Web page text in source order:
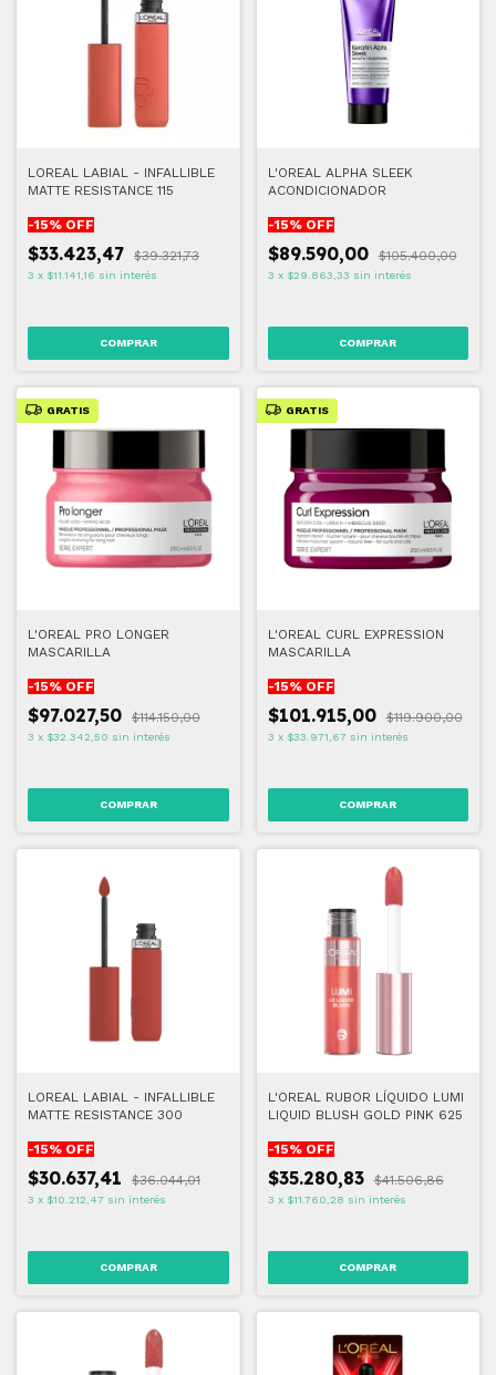
LOREAL LABIAL - INFALLIBLE
MATTE RESISTANCE 115
-15% OFF
$33.423,47 $39.321,73
3 x $11.141,16 sin interés
COMPRAR
L'OREAL ALPHA SLEEK
ACONDICIONADOR
-15% OFF
$89.590,00 $105.400,00
3 x $29.863,33 sin interés
GRATIS
L'OREAL PRO LONGER
MASCARILLA
-15% OFF
$97.027,50 $114.150,00
3 x $32.342,50 sin interés
GRATIS
L'OREAL CURL EXPRESSION
MASCARILLA
-15% OFF
$101.915,00 $119.900,00
3 x $33.971,67 sin interés
LOREAL LABIAL - INFALLIBLE
MATTE RESISTANCE 300
-15% OFF
$30.637,41 $36.044,01
3 x $10.212,47 sin interés
COMPRAR
L'OREAL RUBOR LÍQUIDO LUMI
LIQUID BLUSH GOLD PINK 625
-15% OFF
$35.280,83 $41.506,86
3 x $11.760,28 sin interés
COMPRAR